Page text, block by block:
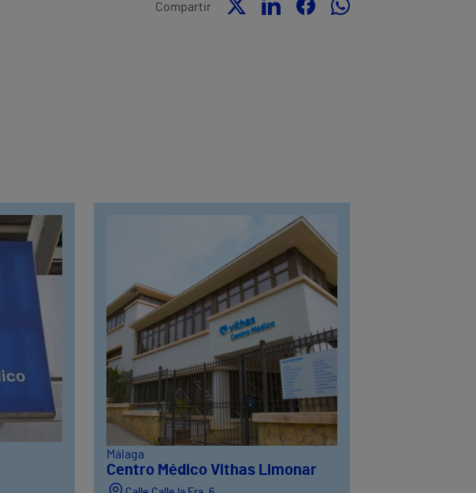
Compartir
Málaga
Centro Médico Vithas Limonar